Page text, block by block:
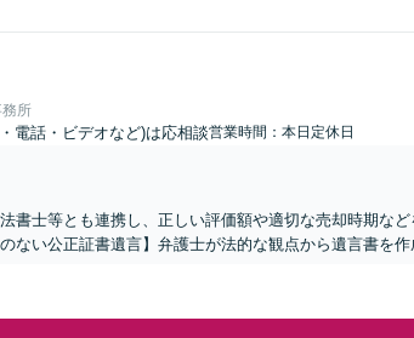
所
電話・ビデオなど)は応相談営業時間：本日定休日
書士等とも連携し、正しい評価額や適切な売却時期な
ない公正証書遺言】弁護士が法的な観点から遺言書を作